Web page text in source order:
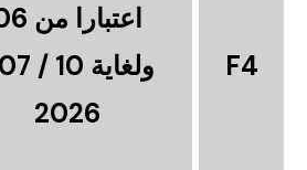
F4
اعتبارا من 06
2026